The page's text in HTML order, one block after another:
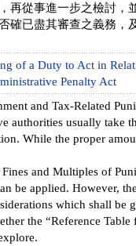
再從事進一步之檢討，
確已盡其審查之義務，
of a Duty to Act in
Penalty Act
and Tax-Related
authorities usually take
While the proper
and Multiples of
be applied. However, the
which shall be
the “Reference Table